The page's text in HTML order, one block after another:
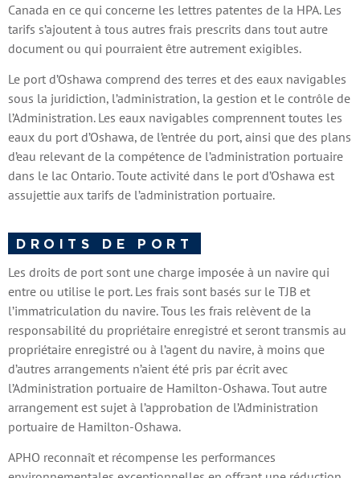
Canada en ce qui concerne les lettres patentes de la HPA. Les
tarifs s’ajoutent à tous autres frais prescrits dans tout autre
document ou qui pourraient être autrement exigibles.
Le port d’Oshawa comprend des terres et des eaux navigables
sous la juridiction, l’administration, la gestion et le contrôle de
l’Administration. Les eaux navigables comprennent toutes les
eaux du port d’Oshawa, de l’entrée du port, ainsi que des plans
d’eau relevant de la compétence de l’administration portuaire
dans le lac Ontario. Toute activité dans le port d’Oshawa est
assujettie aux tarifs de l’administration portuaire.
DROITS DE PORT
Les droits de port sont une charge imposée à un navire qui
entre ou utilise le port. Les frais sont basés sur le TJB et
l’immatriculation du navire. Tous les frais relèvent de la
responsabilité du propriétaire enregistré et seront transmis au
propriétaire enregistré ou à l’agent du navire, à moins que
d’autres arrangements n’aient été pris par écrit avec
l’Administration portuaire de Hamilton-Oshawa. Tout autre
arrangement est sujet à l’approbation de l’Administration
portuaire de Hamilton-Oshawa.
APHO reconnaît et récompense les performances